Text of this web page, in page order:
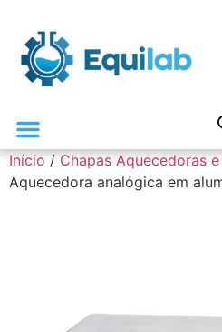
Início/Chapas Aquecedoras
Aquecedora analógica em